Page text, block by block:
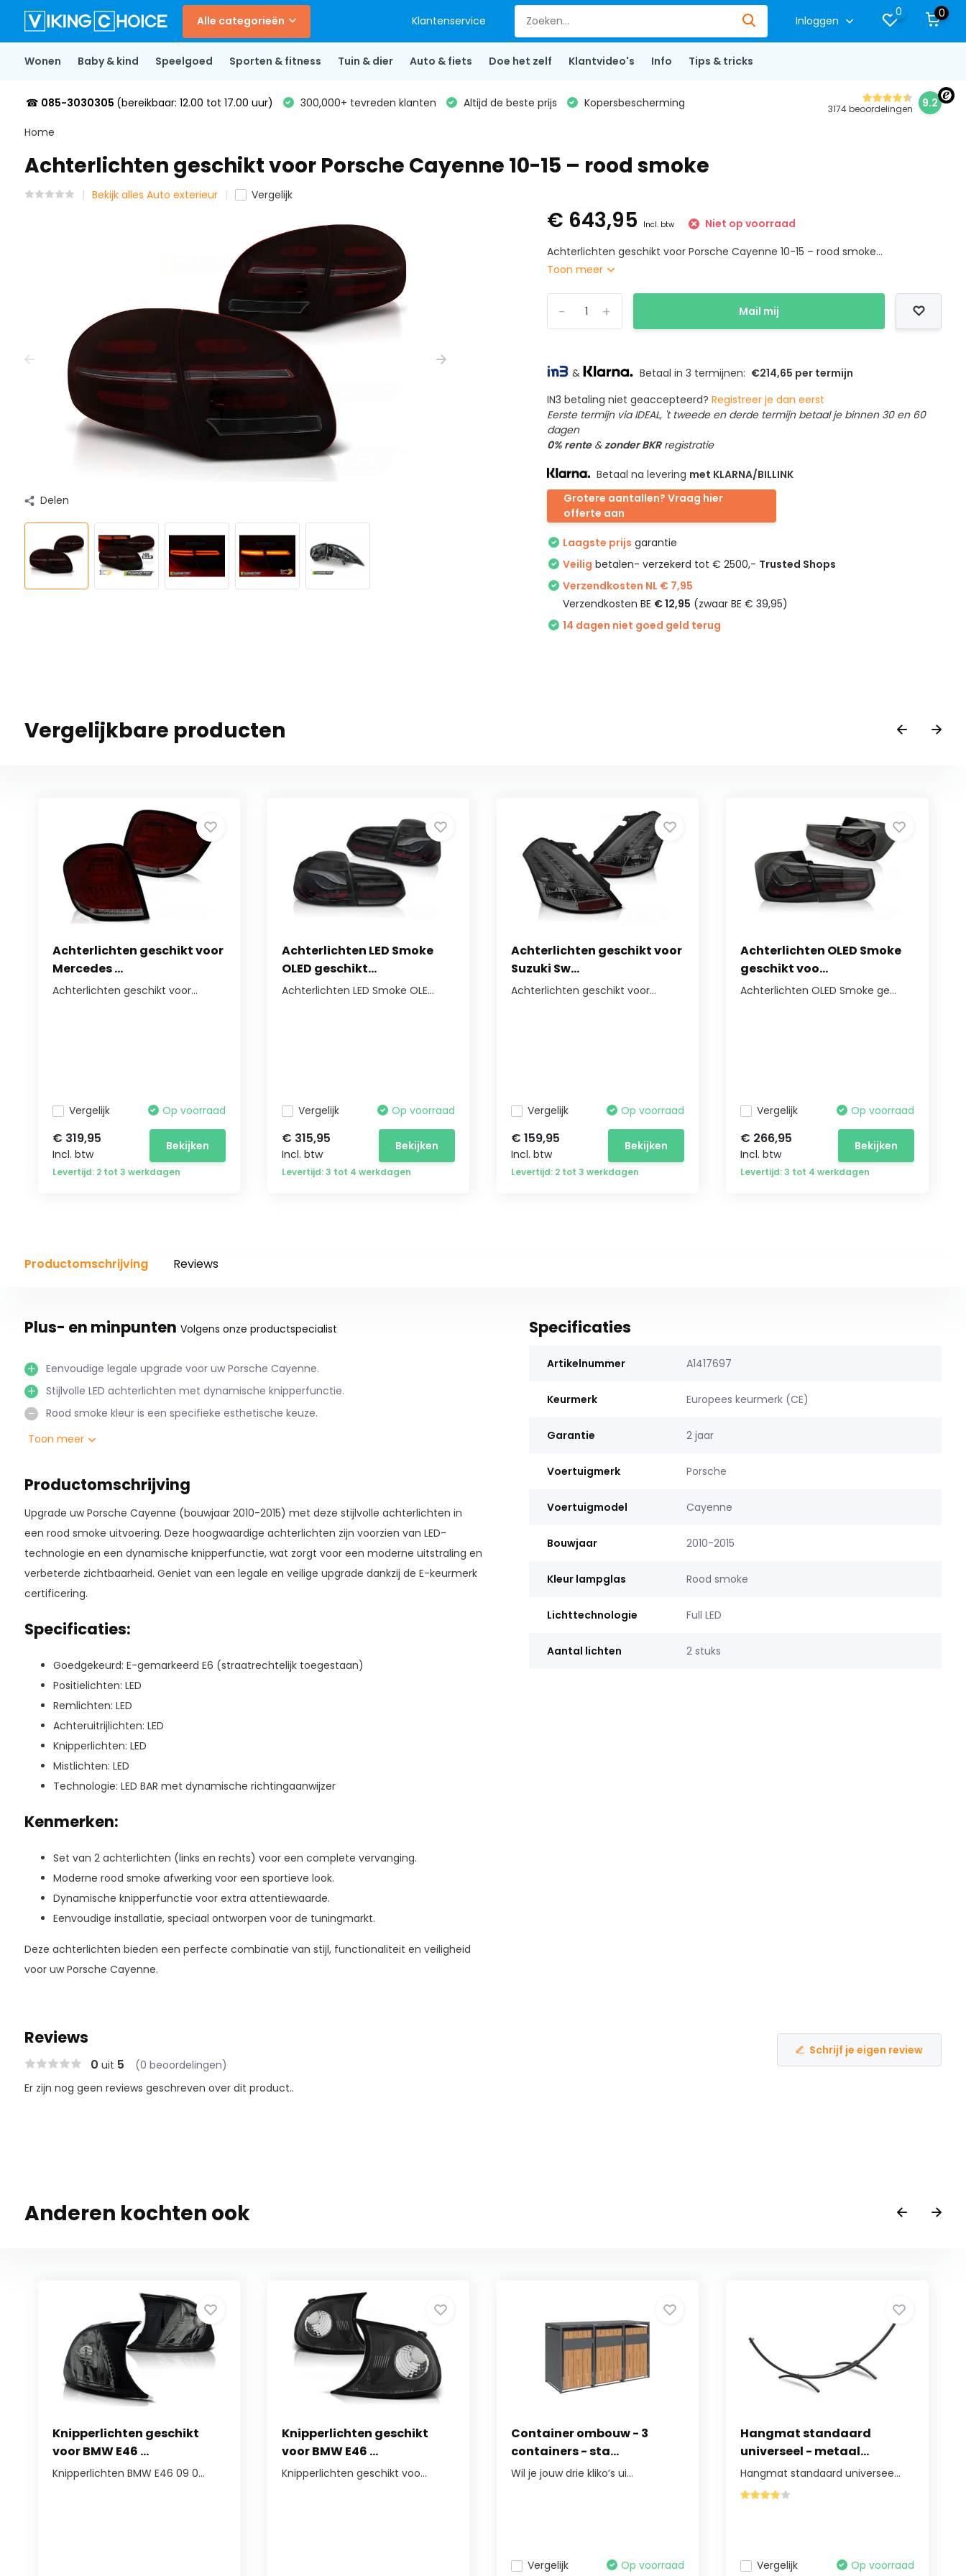
Alle categorieën Klantenservice Inloggen
0 0
Wonen Baby & kind Speelgoed Sporten & fitness Tuin & dier Auto & fiets Doe het zelf Klantvideo's Info Tips & tricks
☎ 085-3030305 (bereikbaar: 12.00 tot 17.00 uur) 300,000+ tevreden klanten Altijd de beste prijs Kopersbescherming 3174 beoordelingen 9.2
Home
Achterlichten geschikt voor Porsche Cayenne 10-15 – rood smoke
Bekijk alles Auto exterieur Vergelijk
Delen
€ 643,95 Incl. btw
Niet op voorraad
Achterlichten geschikt voor Porsche Cayenne 10-15 – rood smoke...
Toon meer
+
- Mail mij
& Betaal in 3 termijnen: €214,65 per termijn
IN3 betaling niet geaccepteerd?Registreer je dan eerst
Eerste termijn via IDEAL, 't tweede en derde termijn betaal je binnen 30 en 60
dagen
0% rente&zonder BKRregistratie
Betaal na levering met KLARNA/BILLINK
Grotere aantallen? Vraag hier
offerte aan
Laagste prijs garantie
Veilig betalen- verzekerd tot € 2500,- Trusted Shops
Verzendkosten NL € 7,95
Verzendkosten BE € 12,95 (zwaar BE € 39,95)
14 dagen niet goed geld terug
Vergelijkbare producten
Achterlichten geschikt voor
Mercedes ...
Achterlichten geschikt voor...
Vergelijk Op voorraad
€ 319,95
Incl. btw
Bekijken
Levertijd: 2 tot 3 werkdagen
Achterlichten LED Smoke
OLED geschikt...
Achterlichten LED Smoke OLE...
Vergelijk Op voorraad
€ 315,95
Incl. btw
Bekijken
Levertijd: 3 tot 4 werkdagen
Achterlichten geschikt voor
Suzuki Sw...
Achterlichten geschikt voor...
Vergelijk Op voorraad
€ 159,95
Incl. btw
Bekijken
Levertijd: 2 tot 3 werkdagen
Achterlichten OLED Smoke
geschikt voo...
Achterlichten OLED Smoke ge...
Vergelijk Op voorraad
€ 266,95
Incl. btw
Bekijken
Levertijd: 3 tot 4 werkdagen
Productomschrijving Reviews
Plus- en minpunten Volgens onze productspecialist
Eenvoudige legale upgrade voor uw Porsche Cayenne.
Stijlvolle LED achterlichten met dynamische knipperfunctie.
Rood smoke kleur is een specifieke esthetische keuze.
Toon meer
Productomschrijving
Upgrade uw Porsche Cayenne (bouwjaar 2010-2015) met deze stijlvolle achterlichten in
een rood smoke uitvoering. Deze hoogwaardige achterlichten zijn voorzien van LED-
technologie en een dynamische knipperfunctie, wat zorgt voor een moderne uitstraling en
verbeterde zichtbaarheid. Geniet van een legale en veilige upgrade dankzij de E-keurmerk
certificering.
Specificaties:
Goedgekeurd: E-gemarkeerd E6 (straatrechtelijk toegestaan)
Positielichten: LED
Remlichten: LED
Achteruitrijlichten: LED
Knipperlichten: LED
Mistlichten: LED
Technologie: LED BAR met dynamische richtingaanwijzer
Kenmerken:
Set van 2 achterlichten (links en rechts) voor een complete vervanging.
Moderne rood smoke afwerking voor een sportieve look.
Dynamische knipperfunctie voor extra attentiewaarde.
Eenvoudige installatie, speciaal ontworpen voor de tuningmarkt.
Deze achterlichten bieden een perfecte combinatie van stijl, functionaliteit en veiligheid
voor uw Porsche Cayenne.
Specificaties
Artikelnummer A1417697
Keurmerk Europees keurmerk (CE)
Garantie 2 jaar
Voertuigmerk Porsche
Voertuigmodel Cayenne
Bouwjaar 2010-2015
Kleur lampglas Rood smoke
Lichttechnologie Full LED
Aantal lichten 2 stuks
Reviews
0 uit 5 (0 beoordelingen)
Schrijf je eigen review
Er zijn nog geen reviews geschreven over dit product..
Anderen kochten ook
Knipperlichten geschikt
voor BMW E46 ...
Knipperlichten BMW E46 09 0...
Knipperlichten geschikt
voor BMW E46 ...
Knipperlichten geschikt voo...
Container ombouw - 3
containers - sta...
Wil je jouw drie kliko’s ui...
Vergelijk Op voorraad
Hangmat standaard
universeel - metaal...
Hangmat standaard universee...
Vergelijk Op voorraad